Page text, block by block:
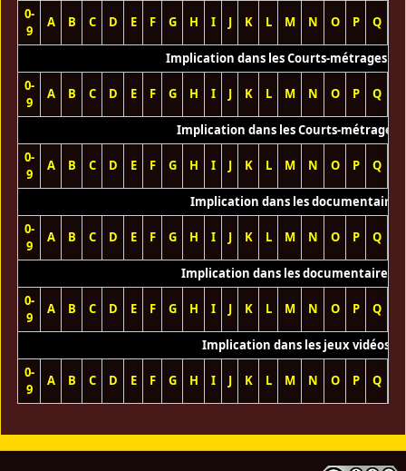
0-
9
A B C D E F G H I J K L M N O P Q
Implication dans les Courts-métrages
0-
9
A B C D E F G H I J K L M N O P Q
Implication dans les Courts-métrages
0-
9
A B C D E F G H I J K L M N O P Q
Implication dans les documentaires
0-
9
A B C D E F G H I J K L M N O P Q
Implication dans les documentaires
0-
9
A B C D E F G H I J K L M N O P Q
Implication dans les jeux vidéos
0-
9
A B C D E F G H I J K L M N O P Q